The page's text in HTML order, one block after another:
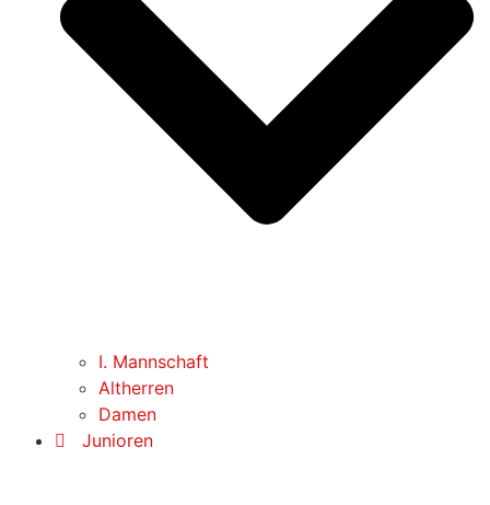
I. Mannschaft
Altherren
Damen
Junioren